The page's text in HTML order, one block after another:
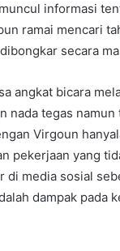
informasi
ramai mencari
secara
angkat bicara
nada tegas
Virgoun
pekerjaan yang
di media sosial
dampak pada